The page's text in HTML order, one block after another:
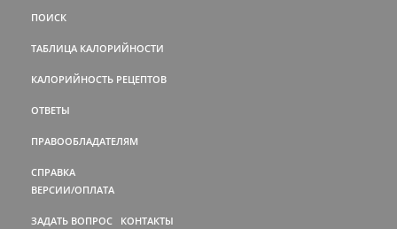
ПОИСК
ТАБЛИЦА КАЛОРИЙНОСТИ
КАЛОРИЙНОСТЬ РЕЦЕПТОВ
ОТВЕТЫ
ПРАВООБЛАДАТЕЛЯМ
СПРАВКА
ВЕРСИИ/ОПЛАТА
ЗАДАТЬ ВОПРОС КОНТАКТЫ